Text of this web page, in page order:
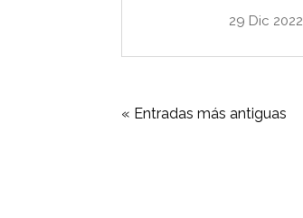
29 Dic 2022
« Entradas más antiguas